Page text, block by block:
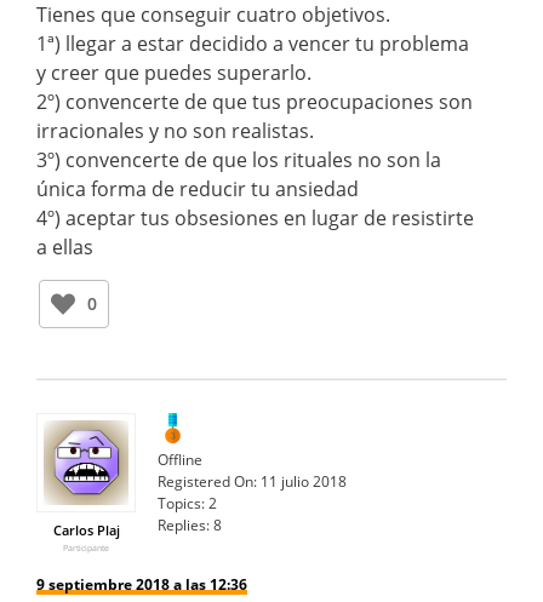
Tienes que conseguir cuatro objetivos.
1ª) llegar a estar decidido a vencer tu problema
y creer que puedes superarlo.
2º) convencerte de que tus preocupaciones son
irracionales y no son realistas.
3º) convencerte de que los rituales no son la
única forma de reducir tu ansiedad
4º) aceptar tus obsesiones en lugar de resistirte
a ellas
0
Carlos Plaj
Participante
Offline
Registered On: 11 julio 2018
Topics:2
Replies:8
9 septiembre 2018 a las 12:36